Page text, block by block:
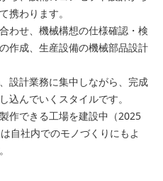
携わります。
わせ、機械構想の仕様確認・検
作成、生産設備の機械部品設計
設計業務に集中しながら、完成
込んでいくスタイルです。
作できる工場を建設中（2025
自社内でのモノづくりにもよ